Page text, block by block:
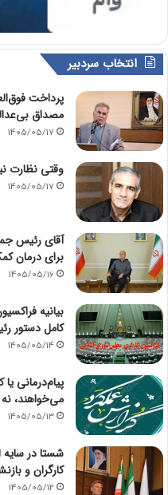
انتخاب سردبیر
پرداخت
مصداق
1405/05/17
وقتی نظارت
1405/05/17
آقای رئیس
برای درمان
1405/05/16
بیانیه
کامل دستور
1405/05/14
پیام‌درمانی
می‌خواهند، نه
1405/05/13
شستا در سایه
کارگران و
1405/05/12